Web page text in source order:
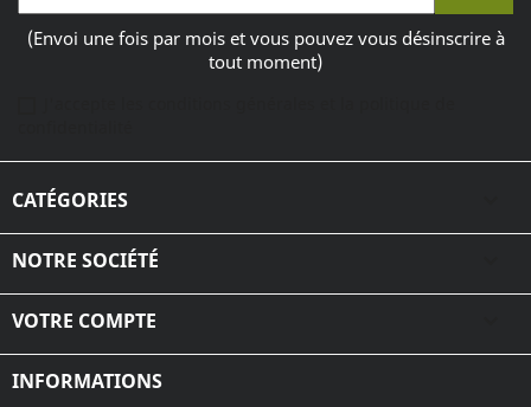
(Envoi une fois par mois et vous pouvez vous désinscrire à
tout moment)
CATÉGORIES
NOTRE SOCIÉTÉ
VOTRE COMPTE
INFORMATIONS